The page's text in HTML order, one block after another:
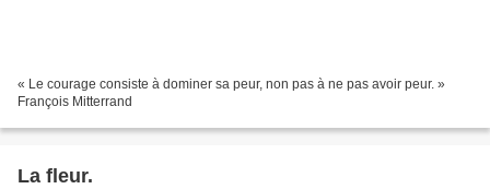
« Le courage consiste à dominer sa peur, non pas à ne pas avoir peur. »
François Mitterrand
La fleur.